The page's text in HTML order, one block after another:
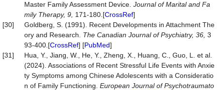
Master Family Assessment Device. Journal of Marital and Fa
mily Therapy, 9, 171-180.[CrossRef]
[30]
Goldberg, S. (1991). Recent Developments in Attachment The
ory and Research. The Canadian Journal of Psychiatry, 36, 3
93-400.[CrossRef] [PubMed]
[31]
Hua, Y., Jiang, W., He, Y., Zheng, X., Huang, C., Guo, L. et al.
(2024). Associations of Recent Stressful Life Events with Anxie
ty Symptoms among Chinese Adolescents with a Consideratio
n of Family Functioning. European Journal ofPsychotraumato